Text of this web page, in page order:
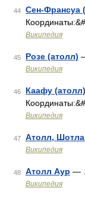
44 Сен-Франсуа
Википедия
45 Розе (атолл)
Википедия
46 Каафу (атолл)
Википедия
47 Атолл,
Википедия
48 Атолл Аур —
Википедия